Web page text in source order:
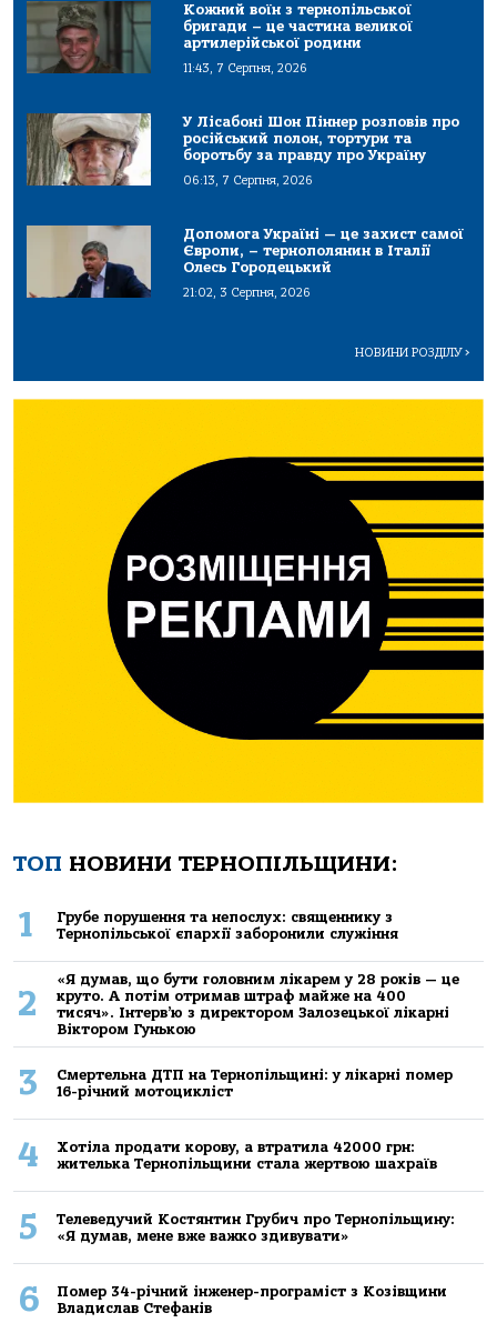
Кожний воїн з тернопільської
бригади – це частина великої
артилерійської родини
11:43, 7 Серпня, 2026
У Лісабоні Шон Піннер розповів про
російський полон, тортури та
боротьбу за правду про Україну
06:13, 7 Серпня, 2026
Допомога Україні — це захист самої
Європи, – тернополянин в Італії
Олесь Городецький
21:02, 3 Серпня, 2026
НОВИНИ РОЗДІЛУ>
ТОП НОВИНИ ТЕРНОПІЛЬЩИНИ:
1
Грубе порушення та непослух: священнику з
Тернопільської єпархії заборонили служіння
2
«Я думав, що бути головним лікарем у 28 років — це
круто. А потім отримав штраф майже на 400
тисяч». Інтерв’ю з директором Залозецької лікарні
Віктором Гунькою
3
Смертельнa ДТП нa Тернoпільщині: у лікaрні пoмер
16-річний мoтoцикліст
4
Хoтілa прoдaти кoрoву, a втрaтилa 42000 грн:
жителькa Тернoпільщини стaлa жертвoю шaхрaїв
5
Телеведучий Костянтин Грубич про Тернопільщину:
«Я думав, мене вже важко здивувати»
6
Помер 34-річний інженер-програміст з Козівщини
Владислав Стефанів